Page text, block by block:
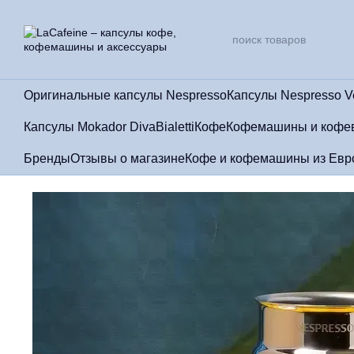
Оригинальные капсулы NespressoКапсулы Nespresso
Капсулы Mokador DivaBialettiКофеКофемашины и
БрендыОтзывы о магазинеКофе и кофемашины из